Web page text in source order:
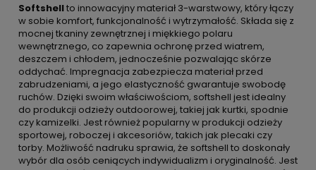
Softshellto innowacyjny materiał 3-warstwowy, który łączy
w sobie komfort, funkcjonalność i wytrzymałość. Składa się z
mocnej tkaniny zewnętrznej i miękkiego polaru
wewnętrznego, co zapewnia ochronę przed wiatrem,
deszczem i chłodem, jednocześnie pozwalając skórze
oddychać. Impregnacja zabezpiecza materiał przed
zabrudzeniami, a jego elastyczność gwarantuje swobodę
ruchów. Dzięki swoim właściwościom, softshell jest idealny
do produkcji odzieży outdoorowej, takiej jak kurtki, spodnie
czy kamizelki. Jest również popularny w produkcji odzieży
sportowej, roboczej i akcesoriów, takich jak plecaki czy
torby. Możliwość nadruku sprawia, że softshell to doskonały
wybór dla osób ceniących indywidualizm i oryginalność. Jest